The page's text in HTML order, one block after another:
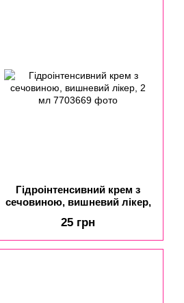
Гідроінтенсивний крем з
сечовиною, вишневий лікер,
25 грн